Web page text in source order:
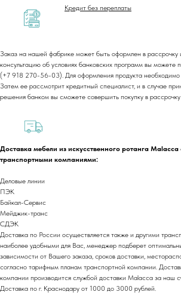
Кредит без переплаты
Заказ на нашей фабрике может быть оформлен в рассрочку
консультацию об условиях банковских программ вы можете
(+7 918 270-56-03). Для оформления продукта необходимо
Затем ее рассмотрит кредитный специалист, и в случае
решения банком вы сможете совершить покупку в рассрочку
Доставка мебели из искусственного ротанга Malacca
транспортными компаниями:
Деловые линии
ПЭК
Байкал-Сервис
Мейджик-транс
СДЭК
Доставка по России осуществляется также и другими
наиболее удобными для Вас, менеджер подберет
зависимости от Вашего заказа, сроков доставки,
согласно тарифным планам транспортной компании.
компании производится службой доставки Malacca за наш
Доставка по г. Краснодару от 1000 до 3000 рублей.
Cогласие на обработку персональных данных
Политика обработки персональных данных
Договор оферты
Гостеприимство»
Портфолио
Юридический адрес:
350059, г.Краснодар, ул.Уральская, д.22
+7 (918) 270-56-03
Фактические адреса:
Сотрудничество